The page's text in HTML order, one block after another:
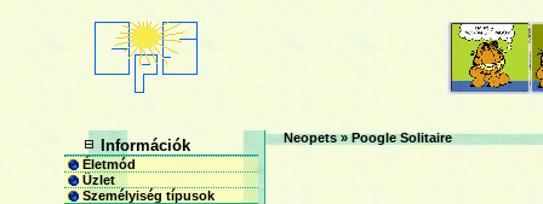
Információk
Életmód
Üzlet
Személyiség típusok
Neopets»Poogle Solitaire